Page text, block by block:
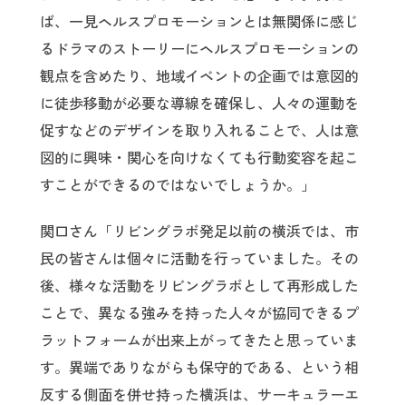
ば、一見ヘルスプロモーションとは無関係に感じ
るドラマのストーリーにヘルスプロモーションの
観点を含めたり、地域イベントの企画では意図的
に徒歩移動が必要な導線を確保し、人々の運動を
促すなどのデザインを取り入れることで、人は意
図的に興味・関心を向けなくても行動変容を起こ
すことができるのではないでしょうか。」
関口さん「リビングラボ発足以前の横浜では、市
民の皆さんは個々に活動を行っていました。その
後、様々な活動をリビングラボとして再形成した
ことで、異なる強みを持った人々が協同できるプ
ラットフォームが出来上がってきたと思っていま
す。異端でありながらも保守的である、という相
反する側面を併せ持った横浜は、サーキュラーエ